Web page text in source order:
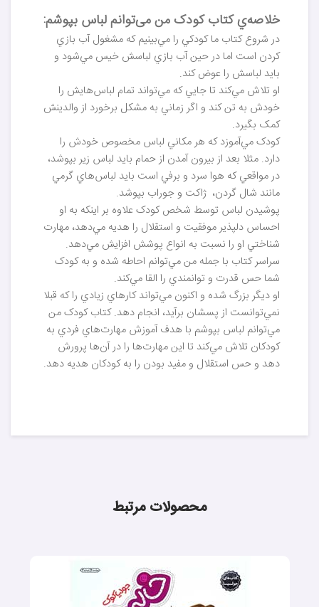
خلاصه‌ي کتاب کودک من می‌توانم لباس بپوشم:
در شروع کتاب ما کودکي را مي‌بينيم که مشغول آب بازي
کردن است اما در حين آب بازي لباسش خيس مي‌شود و
بايد لباسش را عوض کند.
او تلاش مي‌کند تا جايي که مي‌تواند تمام لباس‌هايش را
خودش به تن کند و اگر زماني به مشکل برخورد از والدينش
کمک بگيرد.
کودک مي‌آموزد که هر مکاني لباس مخصوص خودش را
دارد. مثلا بعد از بيرون آمدن از حمام بايد لباس زير بپوشد،
در مواقعي که هوا سرد و برفي است بايد لباس‌هاي گرمي
مانند شال گردن، ژاکت و جوراب بپوشد.
پوشيدن لباس توسط شخص کودک علاوه بر اينکه به او
احساس دلپذير موفقيت و استقلال را هديه مي‌دهد، مهارت
شناختي او را نسبت به انواع پوشش افزايش مي‌دهد.
سراسر کتاب با جمله من مي‌توانم احاطه شده و به کودک
شما حس قدرت و توانمندي را القا مي‌کند.
او ديگر بزرگ شده و اکنون مي‌تواند کارهاي زيادي را که قبلا
نمي‌توانست از پسشان برآيد، انجام دهد. کتاب کودک من
مي‌توانم لباس بپوشم با هدف آموزش مهارت‌هاي فردي به
کودکان تلاش مي‌کند تا اين مهارت‌ها را در آن‌ها پرورش
دهد و حس استقلال و مفيد بودن را به کودکان هديه دهد.
محصولات مرتبط